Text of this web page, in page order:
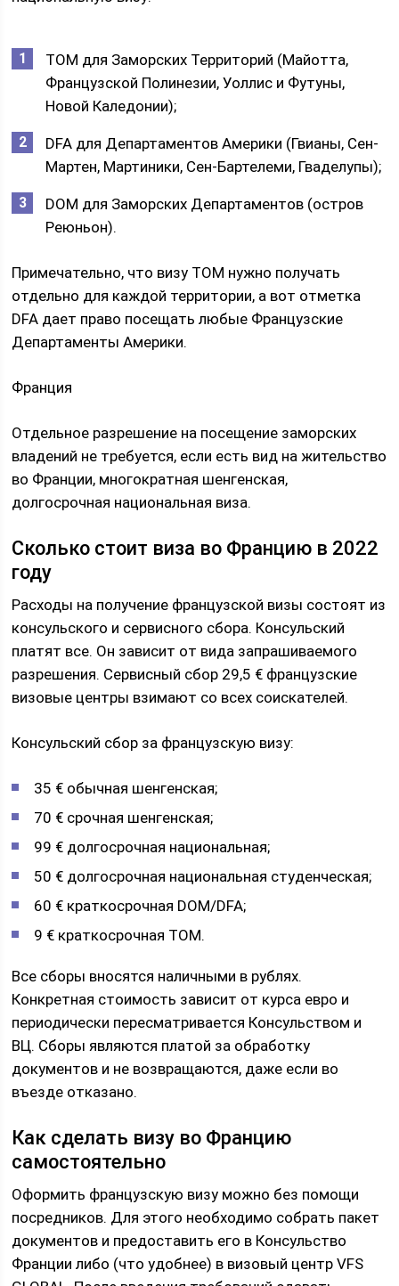
TOM для Заморских Территорий (Майотта,
Французской Полинезии, Уоллис и Футуны,
Новой Каледонии);
DFA для Департаментов Америки (Гвианы, Сен-
Мартен, Мартиники, Сен-Бартелеми, Гваделупы);
DOM для Заморских Департаментов (остров
Реюньон).
Примечательно, что визу TOM нужно получать
отдельно для каждой территории, а вот отметка
DFA дает право посещать любые Французские
Департаменты Америки.
Франция
Отдельное разрешение на посещение заморских
владений не требуется, если есть вид на жительство
во Франции, многократная шенгенская,
долгосрочная национальная виза.
Сколько стоит виза во Францию в 2022
году
Расходы на получение французской визы состоят из
консульского и сервисного сбора. Консульский
платят все. Он зависит от вида запрашиваемого
разрешения. Сервисный сбор 29,5 € французские
визовые центры взимают со всех соискателей.
Консульский сбор за французскую визу:
35 € обычная шенгенская;
70 € срочная шенгенская;
99 € долгосрочная национальная;
50 € долгосрочная национальная студенческая;
60 € краткосрочная DOM/DFA;
9 € краткосрочная ТОМ.
Все сборы вносятся наличными в рублях.
Конкретная стоимость зависит от курса евро и
периодически пересматривается Консульством и
ВЦ. Сборы являются платой за обработку
документов и не возвращаются, даже если во
въезде отказано.
Как сделать визу во Францию
самостоятельно
Оформить французскую визу можно без помощи
посредников. Для этого необходимо собрать пакет
документов и предоставить его в Консульство
Франции либо (что удобнее) в визовый центр VFS